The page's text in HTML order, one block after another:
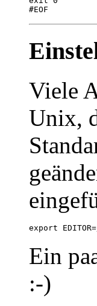
Viele
Unix,
export
Ein
:-)